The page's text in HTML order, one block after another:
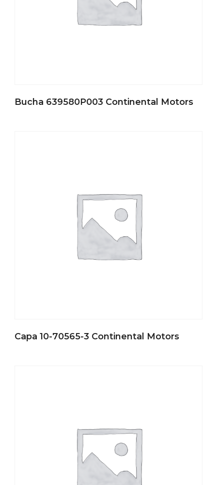
Bucha 639580P003 Continental Motors
Capa 10-70565-3 Continental Motors